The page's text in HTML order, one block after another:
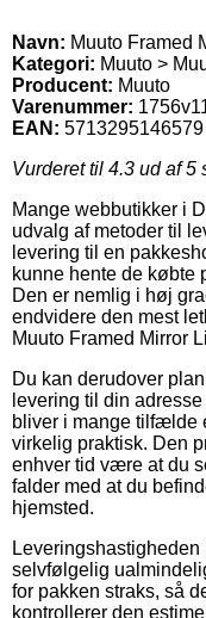
Navn: Muuto Framed
Kategori: Muuto >
Producent: Muuto
Varenummer:
EAN: 5713295146579
Vurderet til 4.3 ud af 5
Mange webbutikker i
udvalg af metoder til
levering til en
kunne hente de købte
Den er nemlig i høj
endvidere den mest
Muuto Framed Mirror
Du kan derudover
levering til din
bliver i mange tilfælde
virkelig praktisk. Den
enhver tid være at du
falder med at du
hjemsted.
selvfølgelig
for pakken straks, så
kontrollerer den